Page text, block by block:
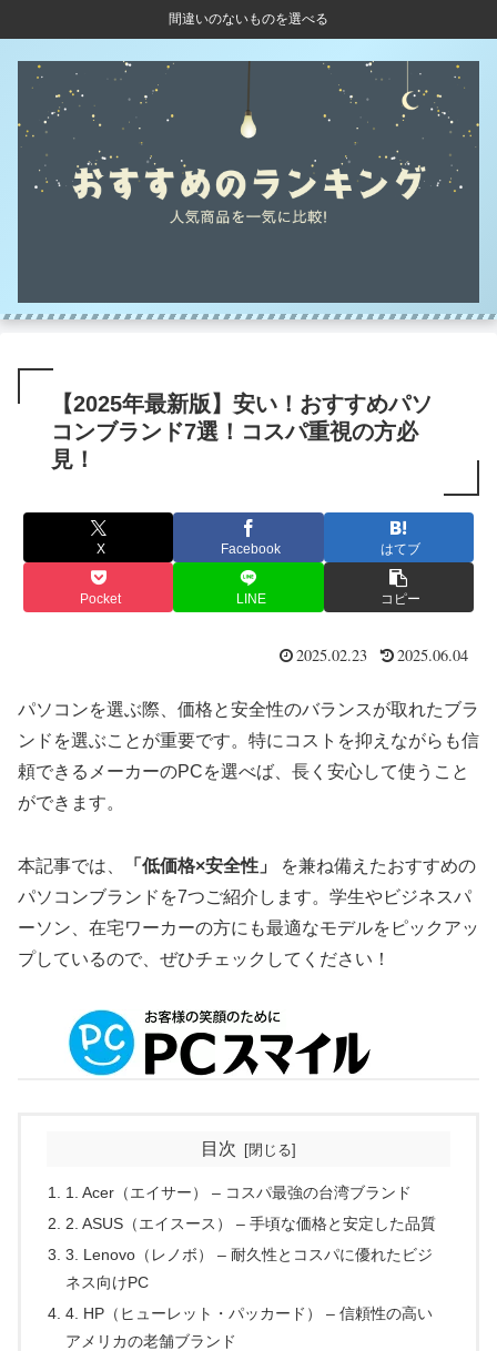
間違いのないものを選べる
【2025年最新版】安い！おすすめパソ
コンブランド7選！コスパ重視の方必
見！
X Facebook はてブ
Pocket LINE コピー
2025.02.23 2025.06.04
パソコンを選ぶ際、価格と安全性のバランスが取れたブラ
ンドを選ぶことが重要です。特にコストを抑えながらも信
頼できるメーカーのPCを選べば、長く安心して使うこと
ができます。
本記事では、 「低価格×安全性」
を兼ね備えたおすすめの
パソコンブランドを7つご紹介します。学生やビジネスパ
ーソン、在宅ワーカーの方にも最適なモデルをピックアッ
プしているので、ぜひチェックしてください！
目次
1. Acer（エイサー） – コスパ最強の台湾ブランド
2. ASUS（エイスース） – 手頃な価格と安定した品質
3. Lenovo（レノボ） – 耐久性とコスパに優れたビジ
ネス向けPC
4. HP（ヒューレット・パッカード） – 信頼性の高い
アメリカの老舗ブランド